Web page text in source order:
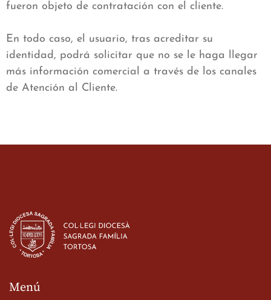
fueron objeto de contratación con el cliente.
En todo caso, el usuario, tras acreditar su
identidad, podrá solicitar que no se le haga llegar
más información comercial a través de los canales
de Atención al Cliente.
Menú